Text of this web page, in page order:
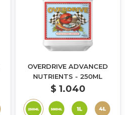
OVERDRIVE ADVANCED
NUTRIENTS - 250ML
$ 1.040